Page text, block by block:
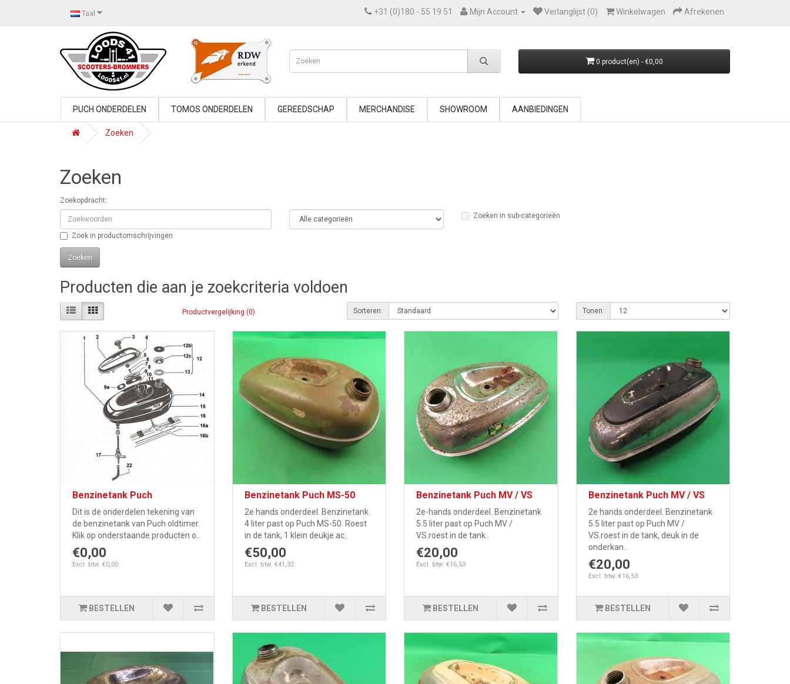
Taal +31 (0)180 - 55 19 51 Mijn Account Verlanglijst (0) Winkelwagen Afrekenen
0 product(en) - €0,00
PUCH ONDERDELEN TOMOS ONDERDELEN GEREEDSCHAP MERCHANDISE SHOWROOM AANBIEDINGEN
Zoeken
Zoeken
Zoekopdracht:
Zoeken in sub-categorieën
Zoek in productomschrijvingen
Producten die aan je zoekcriteria voldoen
Productvergelijking (0) Sorteren: Tonen:
Benzinetank Puch
Dit is de onderdelen tekening van
de benzinetank van Puch oldtimer.
Klik op onderstaande producten o..
€0,00
Excl. btw: €0,00
BESTELLEN
Benzinetank Puch MS-50
2e hands onderdeel. Benzinetank
4 liter past op Puch MS-50. Roest
in de tank, 1 klein deukje ac..
€50,00
Excl. btw: €41,32
BESTELLEN
Benzinetank Puch MV / VS
2e-hands onderdeel. Benzinetank
5.5 liter past op Puch MV /
VS.roest in de tank..
€20,00
Excl. btw: €16,53
BESTELLEN
Benzinetank Puch MV / VS
2e hands onderdeel. Benzinetank
5.5 liter past op Puch MV /
VS.roest in de tank, deuk in de
onderkan..
€20,00
Excl. btw: €16,53
BESTELLEN